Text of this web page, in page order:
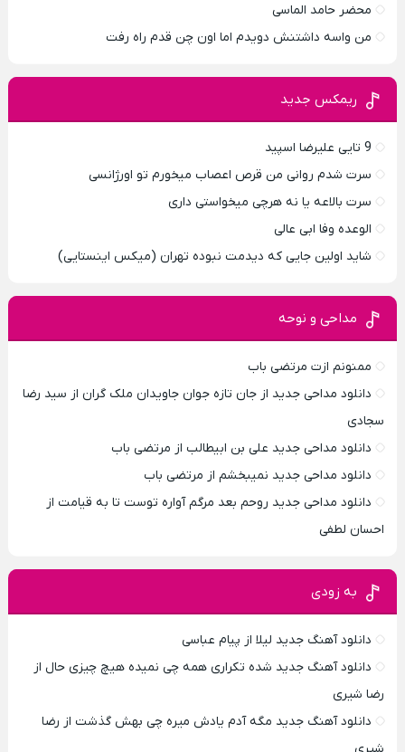
محضر حامد الماسی
من واسه داشتنش دویدم اما اون چن قدم راه رفت
ریمکس جدید
9 تایی علیرضا اسپید
سرت شدم روانی من قرص اعصاب میخورم تو اورژانسی
سرت بالاعه یا نه هرچی میخواستی داری
الوعده وفا ابی عالی
شاید اولین جایی که دیدمت نبوده تهران (میکس اینستایی)
مداحی و نوحه
ممنونم ازت مرتضی باب
دانلود مداحی جدید از جان تازه جوان جاویدان ملک گران از سید رضا
سجادی
دانلود مداحی جدید علی بن ابیطالب از مرتضی باب
دانلود مداحی جدید نمیبخشم از مرتضی باب
دانلود مداحی جدید روحم بعد مرگم آواره توست تا به قیامت از
احسان لطفی
به زودی
دانلود آهنگ جدید لیلا از پیام عباسی
دانلود آهنگ جدید شده تکراری همه چی نمیده هیچ چیزی حال از
رضا شیری
دانلود آهنگ جدید مگه آدم یادش میره چی بهش گذشت از رضا